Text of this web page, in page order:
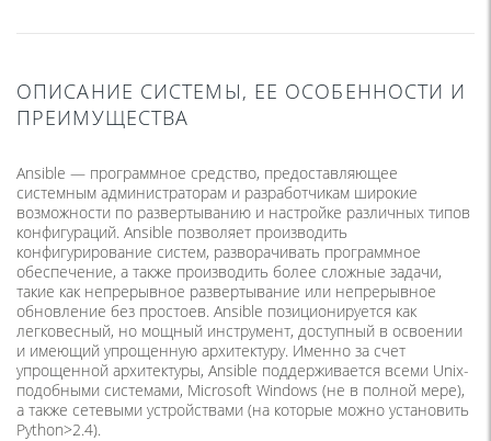
ОПИСАНИЕ СИСТЕМЫ, ЕЕ ОСОБЕННОСТИ И
ПРЕИМУЩЕСТВА
Ansible — программное средство, предоставляющее
системным администраторам и разработчикам широкие
возможности по развертыванию и настройке различных типов
конфигураций. Ansible позволяет производить
конфигурирование систем, разворачивать программное
обеспечение, а также производить более сложные задачи,
такие как непрерывное развертывание или непрерывное
обновление без простоев. Ansible позиционируется как
легковесный, но мощный инструмент, доступный в освоении
и имеющий упрощенную архитектуру. Именно за счет
упрощенной архитектуры, Ansible поддерживается всеми Unix-
подобными системами, Microsoft Windows (не в полной мере),
а также сетевыми устройствами (на которые можно установить
Python>2.4).